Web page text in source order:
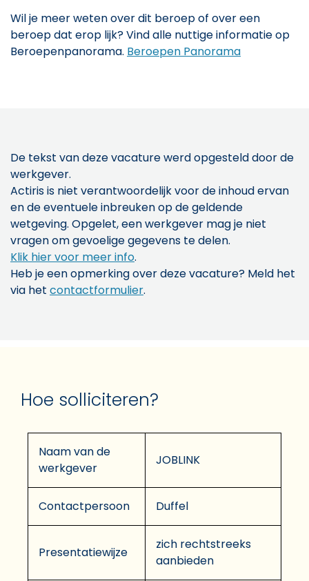
Wil je meer weten over dit beroep of over een
beroep dat erop lijk? Vind alle nuttige informatie op
Beroepenpanorama. Beroepen Panorama
De tekst van deze vacature werd opgesteld door de
werkgever.
Actiris is niet verantwoordelijk voor de inhoud ervan
en de eventuele inbreuken op de geldende
wetgeving. Opgelet, een werkgever mag je niet
vragen om gevoelige gegevens te delen.
Klik hier voor meer info.
Heb je een opmerking over deze vacature? Meld het
via het contactformulier.
Hoe solliciteren?
Naam van de
werkgever
JOBLINK
Contactpersoon Duffel
Presentatiewijze
zich rechtstreeks
aanbieden